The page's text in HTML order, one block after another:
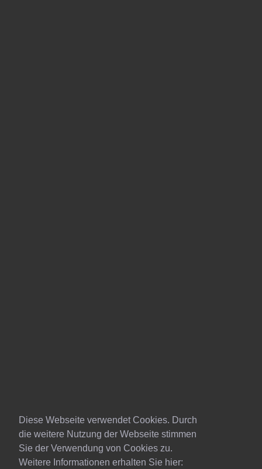
Diese Webseite verwendet Cookies. Durch
die weitere Nutzung der Webseite stimmen
Sie der Verwendung von Cookies zu.
Weitere Informationen erhalten Sie hier: